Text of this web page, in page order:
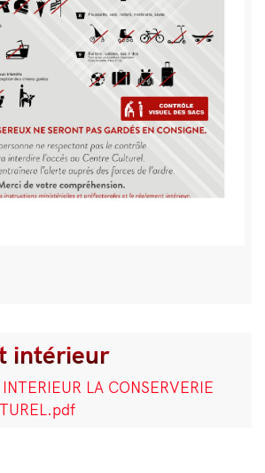
intérieur
LA CONSERVERIE